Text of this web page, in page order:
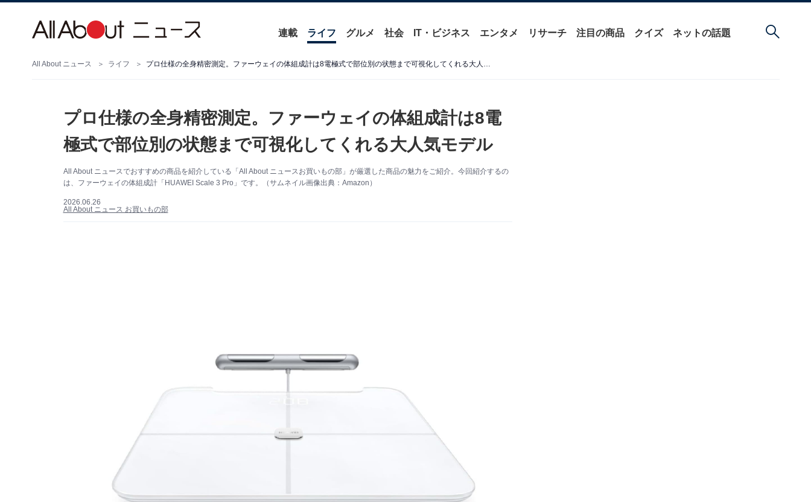
連載 ライフ グルメ 社会 IT・ビジネス エンタメ リサーチ 注目の商品 クイズ ネットの話題
All About ニュース ライフ プロ仕様の全身精密測定。ファーウェイの体組成計は8電極式で部位別の状態まで可視化してくれる大人気モデル
プロ仕様の全身精密測定。ファーウェイの体組成計は8電
極式で部位別の状態まで可視化してくれる大人気モデル
All About ニュースでおすすめの商品を紹介している「All About ニュースお買いもの部」が厳選した商品の魅力をご紹介。今回紹介するの
は、ファーウェイの体組成計「HUAWEI Scale 3 Pro」です。（サムネイル画像出典：Amazon）
2026.06.26
All About ニュース お買いもの部